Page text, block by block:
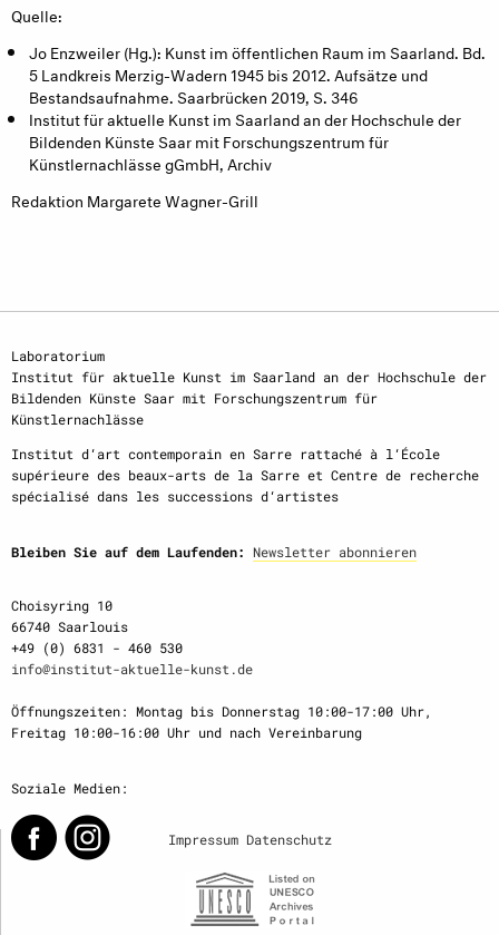
Quelle:
Jo Enzweiler (Hg.): Kunst im öffentlichen Raum im Saarland. Bd.
5 Landkreis Merzig-Wadern 1945 bis 2012. Aufsätze und
Bestandsaufnahme. Saarbrücken 2019, S. 346
Institut für aktuelle Kunst im Saarland an der Hochschule der
Bildenden Künste Saar mit Forschungszentrum für
Künstlernachlässe gGmbH, Archiv
Redaktion Margarete Wagner-Grill
Laboratorium
Institut für aktuelle Kunst im Saarland an der Hochschule der
Bildenden Künste Saar mit Forschungszentrum für
Künstlernachlässe
Institut d‘art contemporain en Sarre rattaché à l‘École
supérieure des beaux-arts de la Sarre et Centre de recherche
spécialisé dans les successions d‘artistes
Bleiben Sie auf dem Laufenden: Newsletter abonnieren
Choisyring 10
66740 Saarlouis
+49 (0) 6831 - 460 530
info@institut-aktuelle-kunst.de
Öffnungszeiten: Montag bis Donnerstag 10:00-17:00 Uhr,
Freitag 10:00-16:00 Uhr und nach Vereinbarung
Soziale Medien:
Impressum Datenschutz